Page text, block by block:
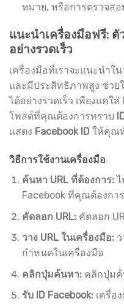
หมาย, หรือการตรวจส
แนะนำเครื่องมือฟรี:
อย่างรวดเร็ว
เครื่องมือที่เราจะแนะนำใ
และมีประสิทธิภาพสูง ช่ว
ได้อย่างรวดเร็ว เพียงแค่ใ
โพสต์ที่คุณต้องการทราบ
แสดง Facebook ID ให้คุณ
วิธีการใช้งานเครื่องมือ
ค้นหา URL ที่ต้องการ: ไ
Facebook ที่คุณต้องกา
คัดลอก URL: คัดลอก
วาง URL ในเครื่องมือ:
กำหนดในเครื่องมือ
คลิกปุ่มค้นหา: คลิกปุ่มค้
รับ ID Facebook: เครื่อ